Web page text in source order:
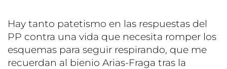
Hay tanto patetismo en las respuestas del
PP contra una vida que necesita romper los
esquemas para seguir respirando, que me
recuerdan al bienio Arias-Fraga tras la